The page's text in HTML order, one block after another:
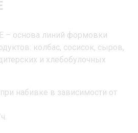
– основа линий формовки
колбас, сосисок, сыров,
и хлебобулочных
набивке в зависимости от